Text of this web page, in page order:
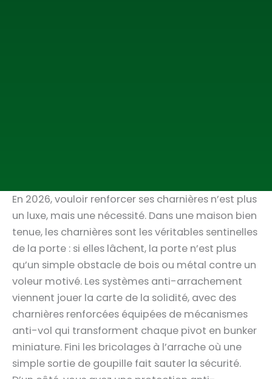
En 2026, vouloir renforcer ses charnières n’est plus
un luxe, mais une nécessité. Dans une maison bien
tenue, les charnières sont les véritables sentinelles
de la porte : si elles lâchent, la porte n’est plus
qu’un simple obstacle de bois ou métal contre un
voleur motivé. Les systèmes anti-arrachement
viennent jouer la carte de la solidité, avec des
charnières renforcées équipées de mécanismes
anti-vol qui transforment chaque pivot en bunker
miniature. Fini les bricolages à l’arrache où une
simple sortie de goupille fait sauter la sécurité.